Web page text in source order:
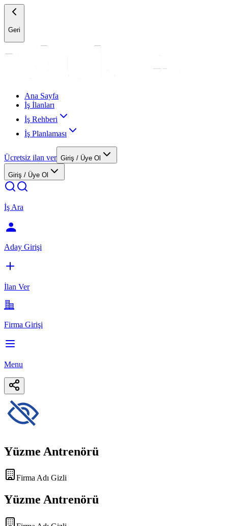
Geri
Ana Sayfa
İş İlanları
İş Rehberi
İş Planlaması
Ücretsiz ilan ver Giriş / Üye Ol
Giriş / Üye Ol
İş Ara
Aday Girişi
İlan Ver
Firma Girişi
Menu
Yüzme Antrenörü
Firma Adı Gizli
Yüzme Antrenörü